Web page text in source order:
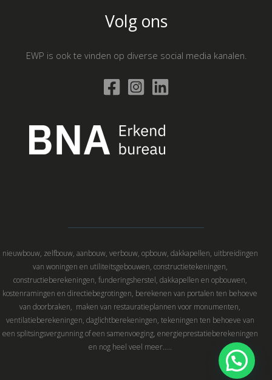
Volg ons
EWP is ook te vinden op diverse social media kanalen.
nieuwbouw, zelfbouw, aanbouw, verbouw, opbouw, dakkapellen, uitbreidingen
van woningen en utiliteitsgebouwen, constructietekeningen,
constructieberekeningen, funderingsherstel, dakkapellen en opbouwen,
kostenramingen en directiebegrotingen, berekenen van portalen ten behoeve
van doorbraken, maken van restauratieplannen voor monumenten,
ventilatieberekeningen, daglichtberekeningen, tekeningen ten behoeve van
een splitsingsvergunning of een samenvoeging, energieprestatieberekeningen
en nog heel veel meer…..